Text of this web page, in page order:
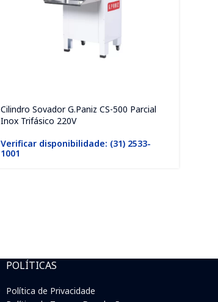
Cilindro Sovador G.Paniz CS-500 Parcial
Inox Trifásico 220V
Verificar disponibilidade: (31) 2533-
1001
POLÍTICAS
Política de Privacidade